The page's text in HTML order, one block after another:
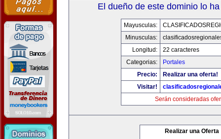
El dueño de este dominio lo
Mayusculas:
Minusculas:
Longitud:
22 caracteres
Categorias:
Portales
Precio:
Realizar una oferta!
Visitar!
Serán consideradas
Realizar una Oferta